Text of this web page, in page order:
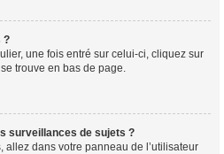
?
une fois entré sur celui-ci, cliquez sur
trouve en bas de page.
surveillances de sujets ?
allez dans votre panneau de l’utilisateur